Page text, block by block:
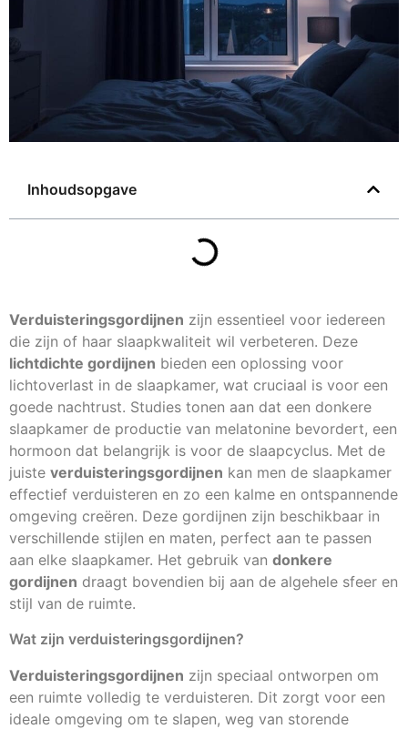
Inhoudsopgave
Verduisteringsgordijnen zijn essentieel voor iedereen
die zijn of haar slaapkwaliteit wil verbeteren. Deze
lichtdichte gordijnen bieden een oplossing voor
lichtoverlast in de slaapkamer, wat cruciaal is voor een
goede nachtrust. Studies tonen aan dat een donkere
slaapkamer de productie van melatonine bevordert, een
hormoon dat belangrijk is voor de slaapcyclus. Met de
juiste verduisteringsgordijnen kan men de slaapkamer
effectief verduisteren en zo een kalme en ontspannende
omgeving creëren. Deze gordijnen zijn beschikbaar in
verschillende stijlen en maten, perfect aan te passen
aan elke slaapkamer. Het gebruik van donkere
gordijnen draagt bovendien bij aan de algehele sfeer en
stijl van de ruimte.
Wat zijn verduisteringsgordijnen?
Verduisteringsgordijnen zijn speciaal ontworpen om
een ruimte volledig te verduisteren. Dit zorgt voor een
ideale omgeving om te slapen, weg van storende